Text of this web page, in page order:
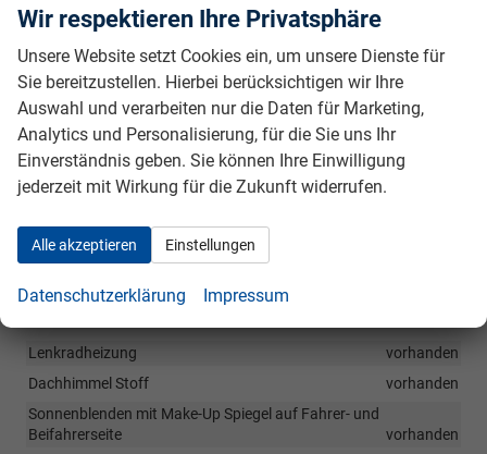
Sitzheizung vorne
Ablagetaschen an der Beifahrersitzrückenlehne
vorhanden
Türinnengriffe schwarz
vorhanden
Innenraumbeleuchtung vorne
vorhanden
Innenraumbeleuchtung hinten
vorhanden
Gepäckraumbeleuchtung
vorhanden
Mittelarmlehne vorn, verstellbar mit Ablagefach
Gepäckraumnetz
Verzurösen für Gepäckraumnetz
4-Speichen-Multifunktionslederlenkrad
Lenkradheizung
vorhanden
Dachhimmel Stoff
vorhanden
Sonnenblenden mit Make-Up Spiegel auf Fahrer- und
Beifahrerseite
vorhanden
Wir respektieren Ihre Privatsphäre
Unsere Website setzt Cookies ein, um unsere Dienste für
Sie bereitzustellen. Hierbei berücksichtigen wir Ihre
Auswahl und verarbeiten nur die Daten für Marketing,
Analytics und Personalisierung, für die Sie uns Ihr
Einverständnis geben. Sie können Ihre Einwilligung
jederzeit mit Wirkung für die Zukunft widerrufen.
Alle akzeptieren Einstellungen
Datenschutzerklärung Impressum